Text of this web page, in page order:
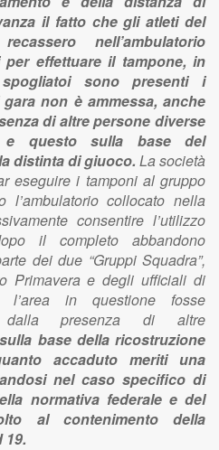
il fatto che gli atleti del
nell’ambulatorio
effettuare il tampone, in
sono presenti i
non è ammessa, anche
di altre persone diverse
e questo sulla base del
distinta di giuoco. La società
eseguire i tamponi al gruppo
l’ambulatorio collocato nella
consentire l’utilizzo
il completo abbandono
dei due “Gruppi Squadra”,
Primavera e degli ufficiali di
in questione fosse
dalla presenza di altre
base della ricostruzione
accaduto meriti una
nel caso specifico di
normativa federale e del
al contenimento della